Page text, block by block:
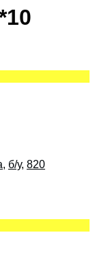
, б/у, 820